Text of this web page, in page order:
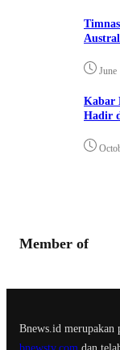
June
Kabar
Hadir
Member of
Bnews.id